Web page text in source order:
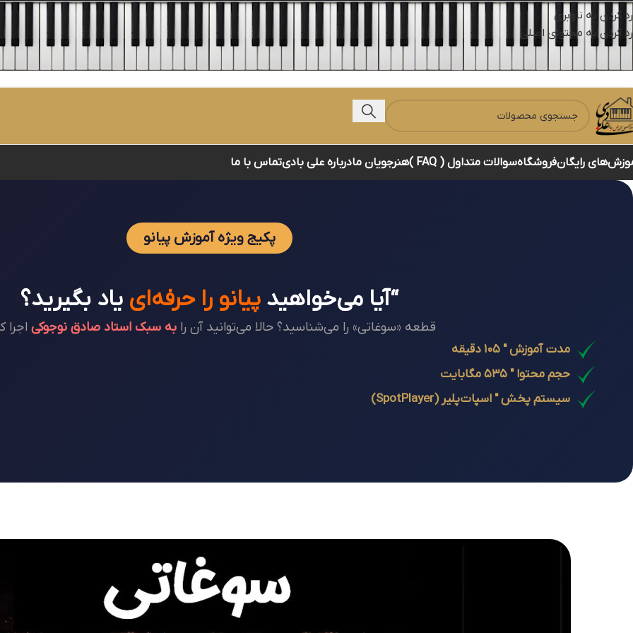
رد کردن به ناوبری
رد کردن به محتوای اصلی
رایگانفروشگاهسوالات متداول ( FAQ ) هنرجویان مادرباره علی بادیتماس با ما
پکیج ویژه آموزش پیانو
“آیا می‌خواهید پیانو را حرفه‌ای یاد بگیرید؟
قطعه «سوغاتی» را می‌شناسید؟ حالا می‌توانید آن را به سبک استاد صادق نوجوکی اجرا
مدت آموزش " ۱۰۵ دقیقه
حجم محتوا " ۵۳۵ مگابایت
سیستم پخش " اسپات‌پلیر (SpotPlayer)